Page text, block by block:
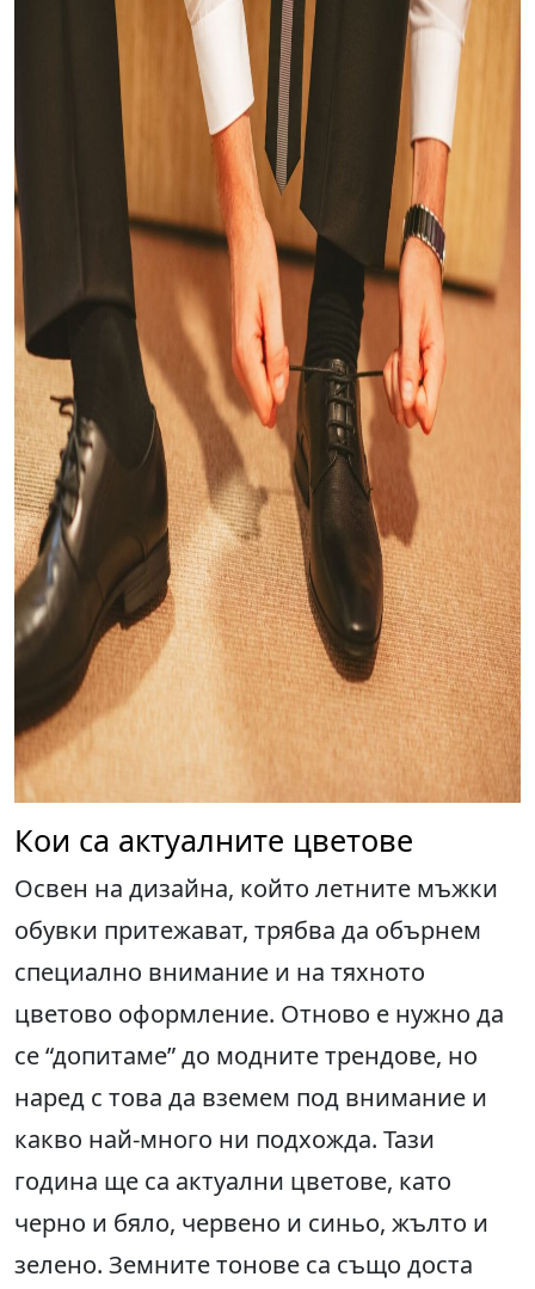
Кои са актуалните цветове
Освен на дизайна, който летните мъжки
обувки притежават, трябва да обърнем
специално внимание и на тяхното
цветово оформление. Отново е нужно да
се “допитаме” до модните трендове, но
наред с това да вземем под внимание и
какво най-много ни подхожда. Тази
година ще са актуални цветове, като
черно и бяло, червено и синьо, жълто и
зелено. Земните тонове са също доста